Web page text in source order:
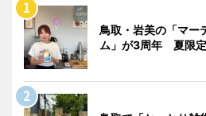
鳥取・岩美の「マー
ム」が3周年 夏限